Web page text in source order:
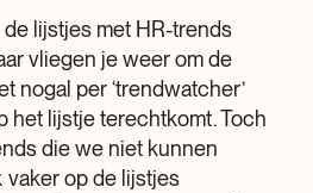
lijstjes met HR-trends
vliegen je weer om de
nogal per ‘trendwatcher’
het lijstje terechtkomt. Toch
die we niet kunnen
vaker op de lijstjes